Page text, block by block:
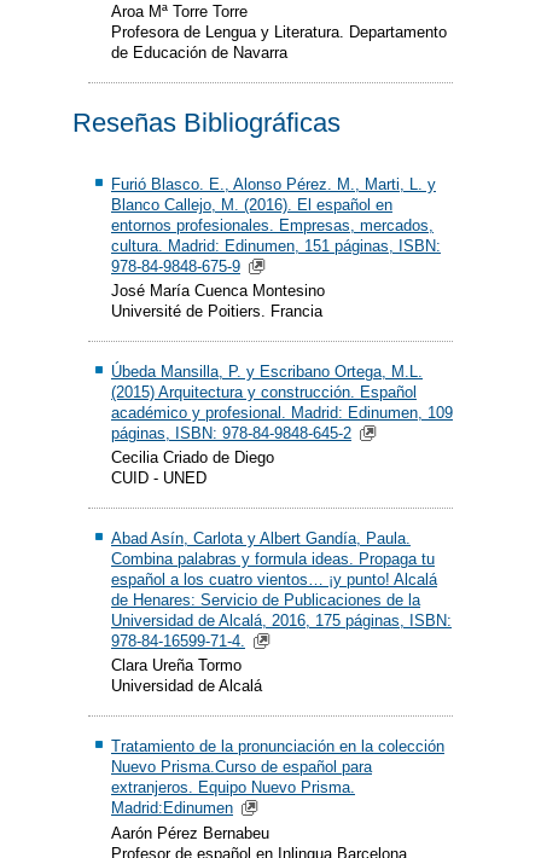
Aroa Mª Torre Torre
Profesora de Lengua y Literatura. Departamento
de Educación de Navarra
Reseñas Bibliográficas
Furió Blasco. E., Alonso Pérez. M., Marti, L. y
Blanco Callejo, M. (2016). El español en
entornos profesionales. Empresas, mercados,
cultura. Madrid: Edinumen, 151 páginas, ISBN:
978-84-9848-675-9
José María Cuenca Montesino
Université de Poitiers. Francia
Úbeda Mansilla, P. y Escribano Ortega, M.L.
(2015) Arquitectura y construcción. Español
académico y profesional. Madrid: Edinumen, 109
páginas, ISBN: 978-84-9848-645-2
Cecilia Criado de Diego
CUID - UNED
Abad Asín, Carlota y Albert Gandía, Paula.
Combina palabras y formula ideas. Propaga tu
español a los cuatro vientos… ¡y punto! Alcalá
de Henares: Servicio de Publicaciones de la
Universidad de Alcalá, 2016, 175 páginas, ISBN:
978-84-16599-71-4.
Clara Ureña Tormo
Universidad de Alcalá
Tratamiento de la pronunciación en la colección
Nuevo Prisma.Curso de español para
extranjeros. Equipo Nuevo Prisma.
Madrid:Edinumen
Aarón Pérez Bernabeu
Profesor de español en Inlingua Barcelona